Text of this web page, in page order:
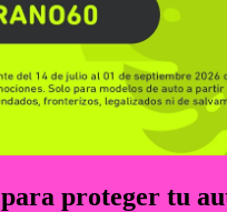
para proteger tu